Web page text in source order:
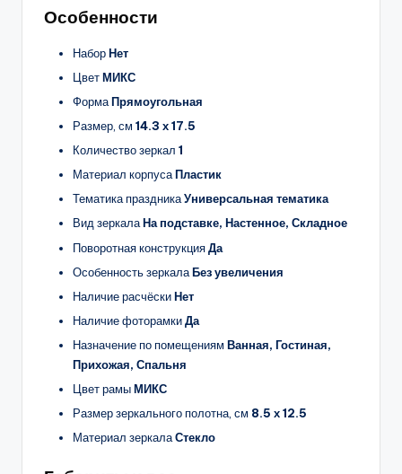
Особенности
НаборНет
ЦветМИКС
ФормаПрямоугольная
Размер, см 14.3 х 17.5
Количество зеркал 1
Материал корпусаПластик
Тематика праздникаУниверсальная тематика
Вид зеркалаНа подставке, Настенное, Складное
Поворотная конструкцияДа
Особенность зеркалаБез увеличения
Наличие расчёскиНет
Наличие фоторамкиДа
Назначение по помещениям Ванная, Гостиная,
Прихожая, Спальня
Цвет рамыМИКС
Размер зеркального полотна, см 8.5 х 12.5
Материал зеркалаСтекло